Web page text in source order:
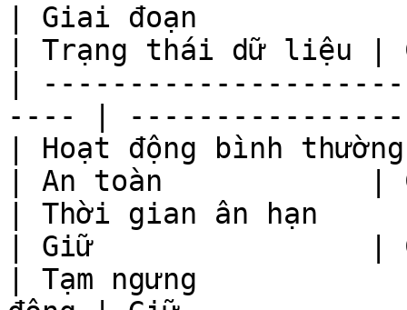
| Giai đoạn
| Trạng thái dữ liệu |
|
---- |
| Hoạt động bình
| An toàn
| Thời gian ân hạn
| Giữ                |
| Tạm ngưng